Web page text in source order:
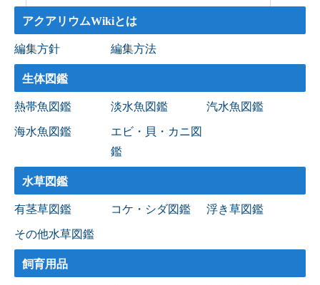
アクアリウムWikiとは
編集方針 編集方法
生体図鑑
熱帯魚図鑑 淡水魚図鑑 汽水魚図鑑
海水魚図鑑
エビ・貝・カニ図
鑑
水草図鑑
有茎草図鑑 コケ・シダ図鑑 浮き草図鑑
その他水草図鑑
飼育用品